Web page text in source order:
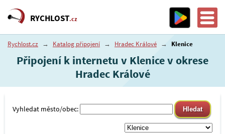
RYCHLOST.cz
Rychlost.cz → Katalog připojení → Hradec Králové → Klenice
Připojení k internetu v Klenice v okrese
Hradec Králové
Vyhledat město/obec: